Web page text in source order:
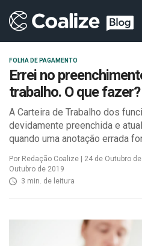
FOLHA DE PAGAMENTO
Errei no
trabalho. O que fazer?
A Carteira de Trabalho dos
devidamente preenchida e
quando uma anotação errada
Por Redação Coalize | 24 de Outubro
Outubro de 2019
3 min. de leitura